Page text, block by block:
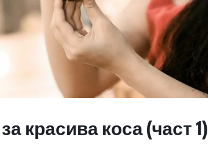
красива коса (част 1)